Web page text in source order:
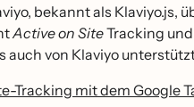
bekannt als Klaviyo.js,
Active on SiteTracking
auch von Klaviyo
Tracking mit dem Google